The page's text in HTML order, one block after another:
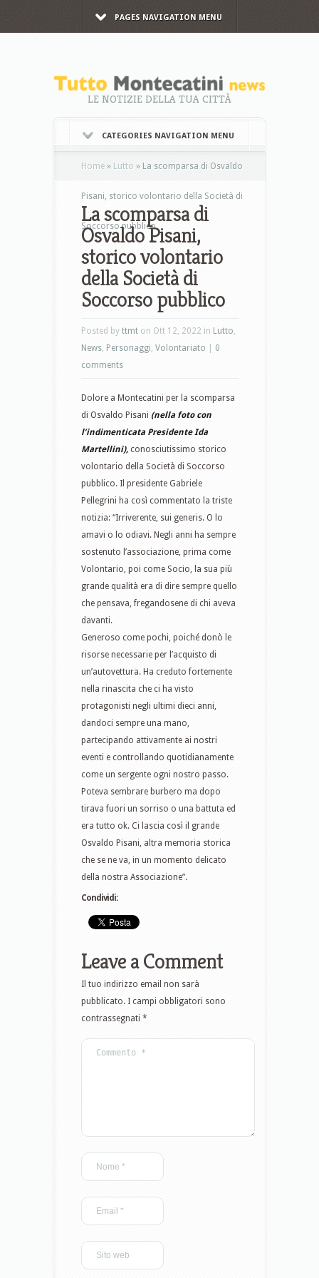
PAGES NAVIGATION MENU
LE NOTIZIE DELLA TUA CITTÀ
CATEGORIES NAVIGATION MENU
Home » Lutto » La scomparsa di Osvaldo
Pisani, storico volontario della Società di
Soccorso pubblico
La scomparsa di
Osvaldo Pisani,
storico volontario
della Società di
Soccorso pubblico
Posted by ttmt on Ott 12, 2022 in Lutto,
News, Personaggi, Volontariato
0
comments
Dolore a Montecatini per la scomparsa
di Osvaldo Pisani (nella foto con
l’indimenticata Presidente Ida
Martellini), conosciutissimo storico
volontario della Società di Soccorso
pubblico. Il presidente Gabriele
Pellegrini ha così commentato la triste
notizia: “Irriverente, sui generis. O lo
amavi o lo odiavi. Negli anni ha sempre
sostenuto l’associazione, prima come
Volontario, poi come Socio, la sua più
grande qualità era di dire sempre quello
che pensava, fregandosene di chi aveva
davanti.
Generoso come pochi, poiché donò le
risorse necessarie per l’acquisto di
un’autovettura. Ha creduto fortemente
nella rinascita che ci ha visto
protagonisti negli ultimi dieci anni,
dandoci sempre una mano,
partecipando attivamente ai nostri
eventi e controllando quotidianamente
come un sergente ogni nostro passo.
Poteva sembrare burbero ma dopo
tirava fuori un sorriso o una battuta ed
era tutto ok. Ci lascia così il grande
Osvaldo Pisani, altra memoria storica
che se ne va, in un momento delicato
della nostra Associazione”.
Condividi:
Leave a Comment
Il tuo indirizzo email non sarà
pubblicato. I campi obbligatori sono
contrassegnati *